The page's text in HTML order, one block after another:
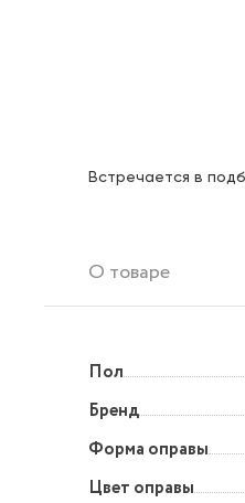
Встречается в
О товаре
Пол
Бренд
Форма оправы
Цвет оправы